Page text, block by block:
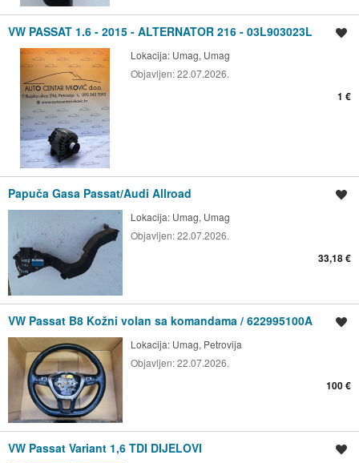
VW PASSAT 1.6 - 2015 - ALTERNATOR 216 - 03L903023L
Lokacija: Umag, Umag
Objavljen:22.07.2026.
1 €
Papuča Gasa Passat/Audi Allroad
Lokacija: Umag, Umag
Objavljen:22.07.2026.
33,18 €
VW Passat B8 Kožni volan sa komandama / 622995100A
Lokacija: Umag, Petrovija
Objavljen:22.07.2026.
100 €
VW Passat Variant 1,6 TDI DIJELOVI